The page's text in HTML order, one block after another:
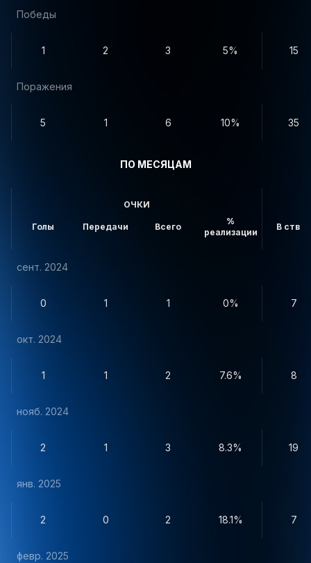
Победы
1 2 3 5% 15
Поражения
5 1 6 10% 35
ПО МЕСЯЦАМ
ОЧКИ
Голы Передачи Всего
%
реализации
В створ
сент. 2024
0 1 1 0% 7
окт. 2024
1 1 2 7.6% 8
нояб. 2024
2 1 3 8.3% 19
янв. 2025
2 0 2 18.1% 7
февр. 2025